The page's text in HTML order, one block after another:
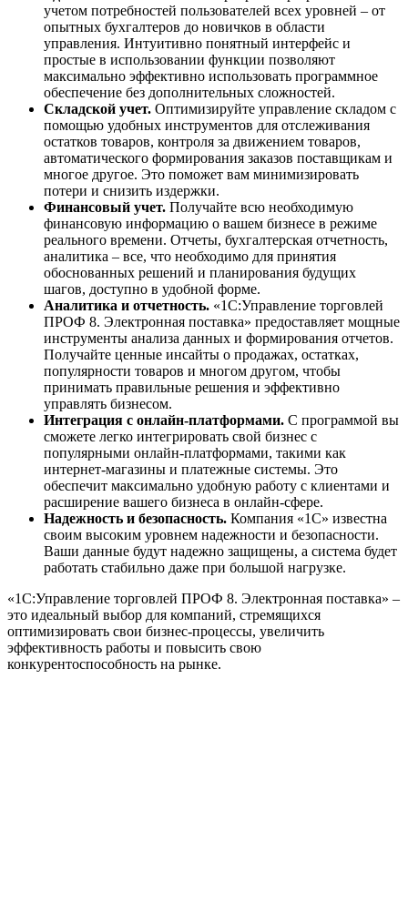
учетом потребностей пользователей всех уровней – от
опытных бухгалтеров до новичков в области
управления. Интуитивно понятный интерфейс и
простые в использовании функции позволяют
максимально эффективно использовать программное
обеспечение без дополнительных сложностей.
Складской учет. Оптимизируйте управление складом с
помощью удобных инструментов для отслеживания
остатков товаров, контроля за движением товаров,
автоматического формирования заказов поставщикам и
многое другое. Это поможет вам минимизировать
потери и снизить издержки.
Финансовый учет. Получайте всю необходимую
финансовую информацию о вашем бизнесе в режиме
реального времени. Отчеты, бухгалтерская отчетность,
аналитика – все, что необходимо для принятия
обоснованных решений и планирования будущих
шагов, доступно в удобной форме.
Аналитика и отчетность. «1С:Управление торговлей
ПРОФ 8. Электронная поставка» предоставляет мощные
инструменты анализа данных и формирования отчетов.
Получайте ценные инсайты о продажах, остатках,
популярности товаров и многом другом, чтобы
принимать правильные решения и эффективно
управлять бизнесом.
Интеграция с онлайн-платформами. С программой вы
сможете легко интегрировать свой бизнес с
популярными онлайн-платформами, такими как
интернет-магазины и платежные системы. Это
обеспечит максимально удобную работу с клиентами и
расширение вашего бизнеса в онлайн-сфере.
Надежность и безопасность. Компания «1С» известна
своим высоким уровнем надежности и безопасности.
Ваши данные будут надежно защищены, а система будет
работать стабильно даже при большой нагрузке.
«1С:Управление торговлей ПРОФ 8. Электронная поставка» –
это идеальный выбор для компаний, стремящихся
оптимизировать свои бизнес-процессы, увеличить
эффективность работы и повысить свою
конкурентоспособность на рынке.